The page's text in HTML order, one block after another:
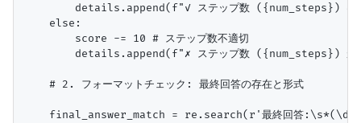
details.append(f"✓ ステップ数 ({num_steps}) は
    else:
        score -= 10 # ステップ数不適切
details.append(f"✗ ステップ数 ({num_steps})
    # 2. フォーマットチェック: 最終回答の存在と形式
final_answer_match = re.search(r'最終回答